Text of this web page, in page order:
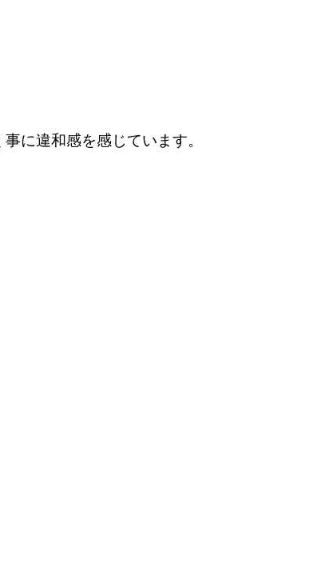
に違和感を感じています。